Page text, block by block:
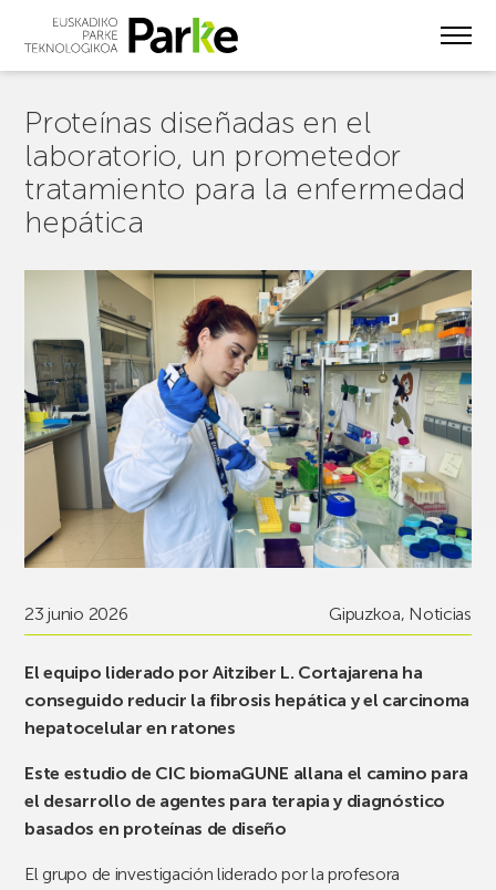
Proteínas diseñadas en el
laboratorio, un prometedor
tratamiento para la enfermedad
hepática
23 junio 2026 Gipuzkoa, Noticias
El equipo liderado por Aitziber L. Cortajarena ha
conseguido reducir la fibrosis hepática y el carcinoma
hepatocelular en ratones
Este estudio de CIC biomaGUNE allana el camino para
el desarrollo de agentes para terapia y diagnóstico
basados en proteínas de diseño
El grupo de investigación liderado por la profesora